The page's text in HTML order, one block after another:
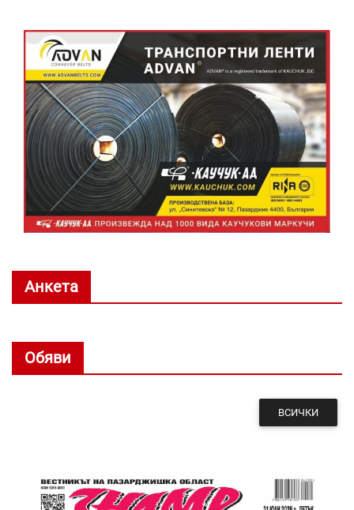
Анкета
Обяви
ВСИЧКИ